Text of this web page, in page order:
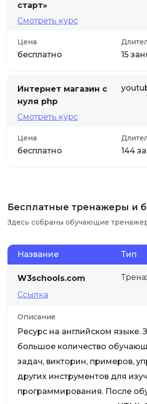
старт»
Смотреть курс
Цена
бесплатно 15
Интернет магазин с
нуля php
Смотреть курс
Цена
бесплатно 144
Бесплатные тренажеры и
Здесь собраны обучающие
Название Тип
W3schools.com
Ссылка
Описание
Ресурс на английском языке.
большое количество
задач, викторин, примеров,
других инструментов для
программирования. После